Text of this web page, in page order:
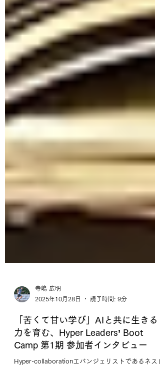
寺嶋 広明
2025年10月28日
読了時間: 9分